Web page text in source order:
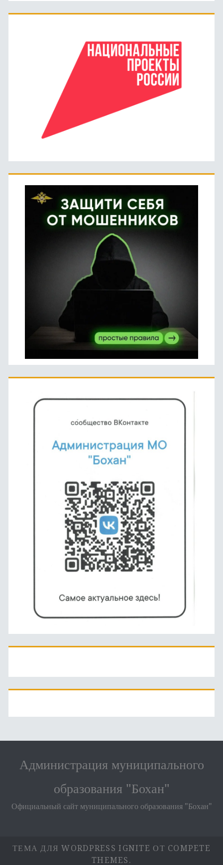
Администрация муниципального
образования "Бохан"
Официальный сайт муниципального образования "Бохан"
ТЕМА ДЛЯ WORDPRESS IGNITE ОТ COMPETE
THEMES.